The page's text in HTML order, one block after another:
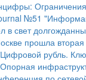
Ограничения
№51
в свет
прошла
Цифровой рубль.
Опорная